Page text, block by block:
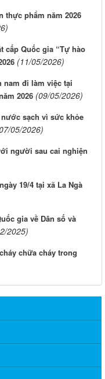
thực phẩm năm 2026
cấp Quốc gia “Tự hào
(11/05/2026)
nam đi làm việc tại
2026 (09/05/2026)
sạch vì sức khỏe
05/2026)
người sau cai nghiện
19/4 tại xã La Ngà
gia về Dân số và
2025)
chữa cháy trong